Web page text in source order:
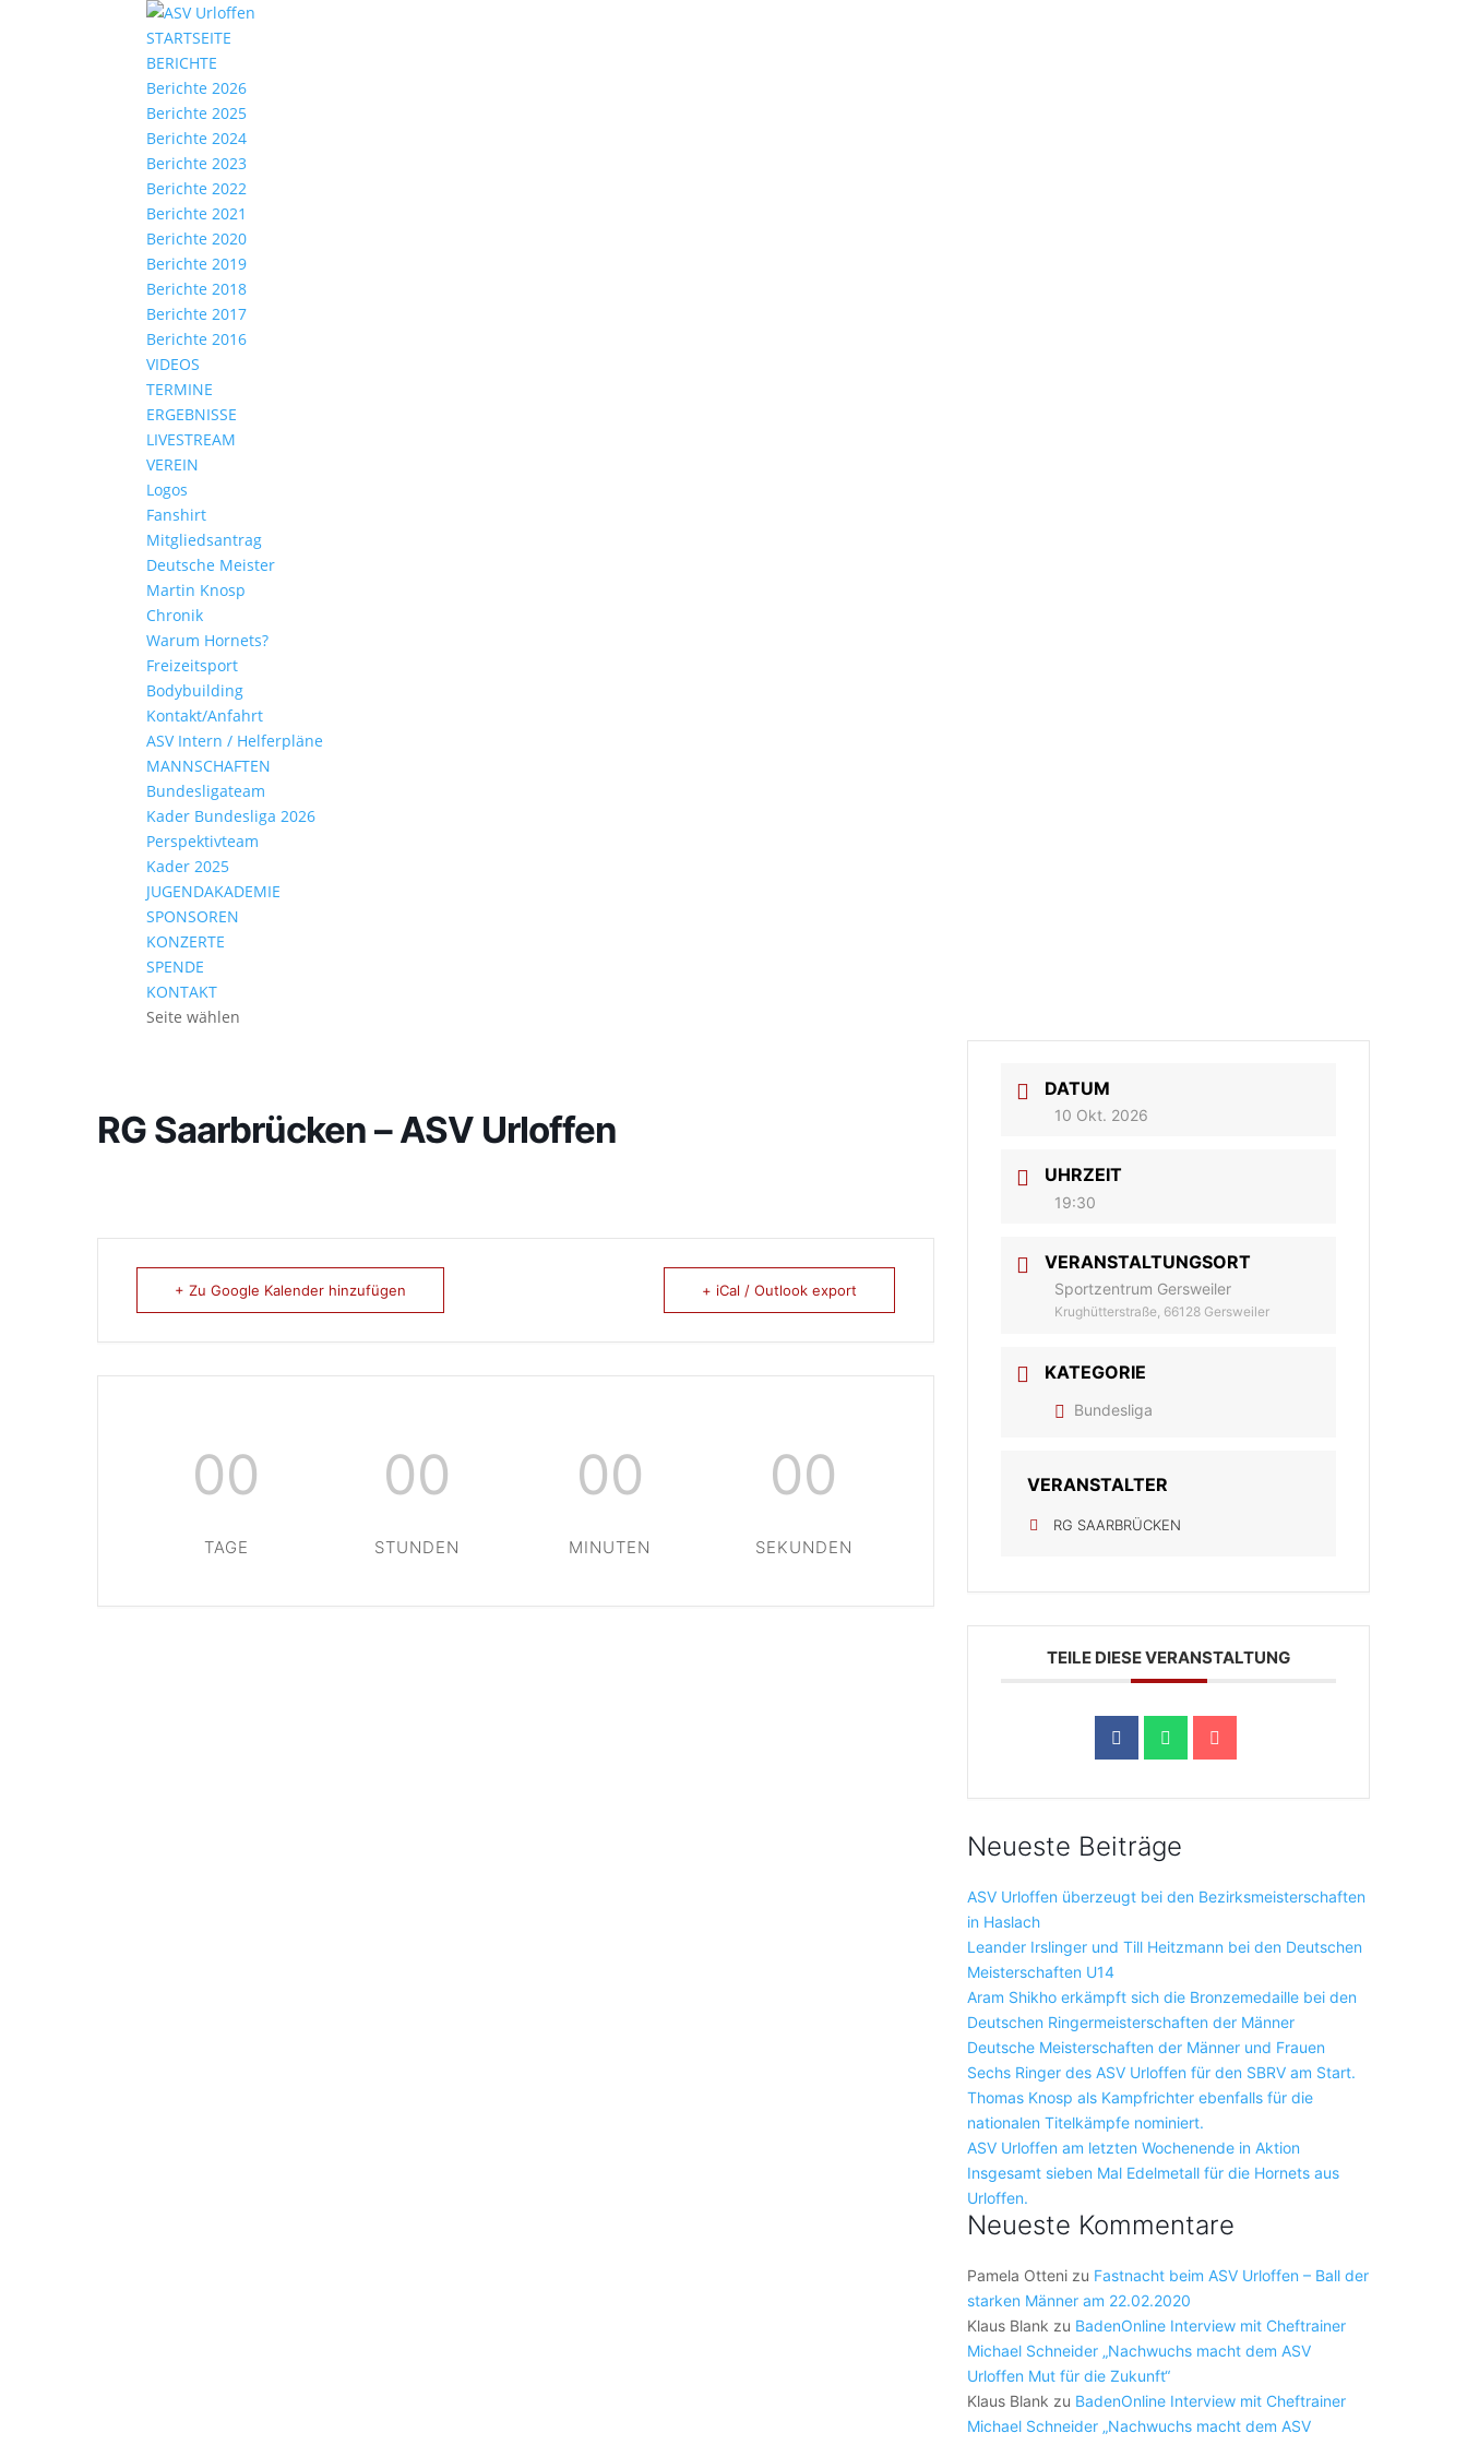
STARTSEITE
BERICHTE
Berichte 2026
Berichte 2025
Berichte 2024
Berichte 2023
Berichte 2022
Berichte 2021
Berichte 2020
Berichte 2019
Berichte 2018
Berichte 2017
Berichte 2016
VIDEOS
TERMINE
ERGEBNISSE
LIVESTREAM
VEREIN
Logos
Fanshirt
Mitgliedsantrag
Deutsche Meister
Martin Knosp
Chronik
Warum Hornets?
Freizeitsport
Bodybuilding
Kontakt/Anfahrt
ASV Intern / Helferpläne
MANNSCHAFTEN
Bundesligateam
Kader Bundesliga 2026
Perspektivteam
Kader 2025
JUGENDAKADEMIE
SPONSOREN
KONZERTE
SPENDE
KONTAKT
Seite wählen
RG Saarbrücken – ASV Urloffen
+ Zu Google Kalender hinzufügen + iCal / Outlook export
00
TAGE
00
STUNDEN
00
MINUTEN
00
SEKUNDEN
DATUM
10 Okt. 2026
UHRZEIT
19:30
VERANSTALTUNGSORT
Sportzentrum Gersweiler
Krughütterstraße, 66128 Gersweiler
KATEGORIE
Bundesliga
VERANSTALTER
RG SAARBRÜCKEN
TEILE DIESE VERANSTALTUNG
Neueste Beiträge
ASV Urloffen überzeugt bei den Bezirksmeisterschaften
in Haslach
Leander Irslinger und Till Heitzmann bei den Deutschen
Meisterschaften U14
Aram Shikho erkämpft sich die Bronzemedaille bei den
Deutschen Ringermeisterschaften der Männer
Deutsche Meisterschaften der Männer und Frauen
Sechs Ringer des ASV Urloffen für den SBRV am Start.
Thomas Knosp als Kampfrichter ebenfalls für die
nationalen Titelkämpfe nominiert.
ASV Urloffen am letzten Wochenende in Aktion
Insgesamt sieben Mal Edelmetall für die Hornets aus
Urloffen.
Neueste Kommentare
Pamela Otteni zu Fastnacht beim ASV Urloffen – Ball der
starken Männer am 22.02.2020
Klaus Blank zu BadenOnline Interview mit Cheftrainer
Michael Schneider „Nachwuchs macht dem ASV
Urloffen Mut für die Zukunft“
Klaus Blank zu BadenOnline Interview mit Cheftrainer
Michael Schneider „Nachwuchs macht dem ASV